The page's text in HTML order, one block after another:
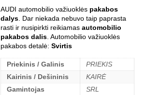
AUDI automobilio važiuoklės pakabos
dalys. Dar niekada nebuvo taip paprasta
rasti ir nusipirkti reikiamas automobilio
pakabos dalis. Automobilio važiuoklės
pakabos detalė: Svirtis
Priekinis / Galinis
PRIEKIS
Kairinis / Dešininis
KAIRĖ
Gamintojas
SRL